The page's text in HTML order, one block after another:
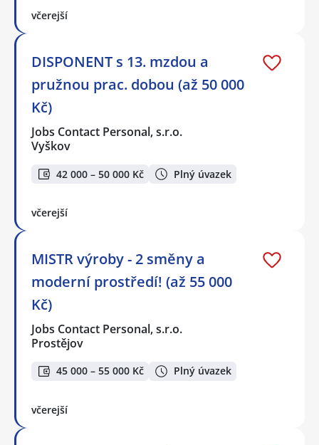
včerejší
DISPONENT s 13. mzdou a
pružnou prac. dobou (až 50 000
Kč)
Jobs Contact Personal, s.r.o.
Vyškov
42 000 – 50 000 Kč Plný úvazek
včerejší
MISTR výroby - 2 směny a
moderní prostředí! (až 55 000
Kč)
Jobs Contact Personal, s.r.o.
Prostějov
45 000 – 55 000 Kč Plný úvazek
včerejší